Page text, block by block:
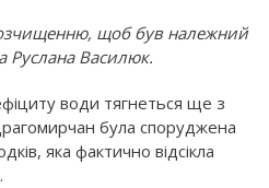
щоб був належний
Руслана Василюк.
води тягнеться ще з
була споруджена
яка фактично відсікла